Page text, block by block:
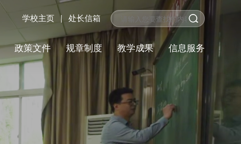
学校主页 | 处长信箱
政策文件 规章制度 教学成果 信息服务